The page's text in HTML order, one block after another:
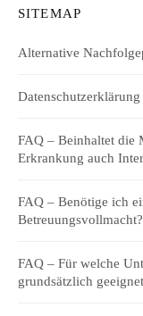
SITEMAP
Alternative
Datenschutzerklärung
FAQ – Beinhaltet die
Erkrankung auch
FAQ – Benötige ich
Betreuungsvollmacht?
FAQ – Für welche
grundsätzlich